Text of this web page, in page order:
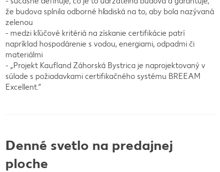
že budova splnila odborné hľadiská na to, aby bola nazývaná
zelenou
- medzi kľúčové kritériá na získanie certifikácie patrí
napríklad hospodárenie s vodou, energiami, odpadmi či
materiálmi
- „Projekt Kaufland Záhorská Bystrica je naprojektovaný v
súlade s požiadavkami certifikačného systému BREEAM
Excellent.“
Denné svetlo na predajnej
ploche